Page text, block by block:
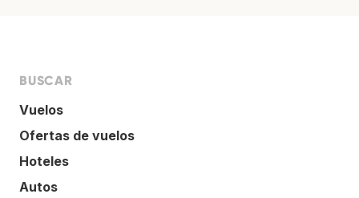
BUSCAR
Vuelos
Ofertas de vuelos
Hoteles
Autos